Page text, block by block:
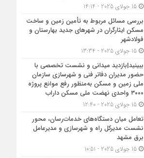
15 جولای 2025 - 14:14
بررسی مسائل مربوط به تأمین زمین و ساخت
مسکن ایثارگران در شهرهای جدید بهارستان و
فولادشهر
15 جولای 2025 - 13:34
ببینید|بازدید میدانی و نشست تخصصی با
حضور مدیران دفاتر فنی و شهرسازی سازمان
ملی زمین و مسکن به‌منظور رفع موانع پروژه
۳۰۰۰ واحدی نهضت ملی مسکن داراب
15 جولای 2025 - 12:40
تعامل میان دستگاه‌های خدمات‌رسان، محور
نشست مدیرکل راه و شهرسازی و مدیرعامل
برق مشهد
15 جولای 2025 - 10:51